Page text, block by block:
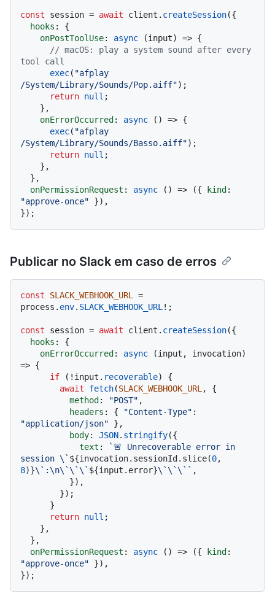
const session = await client. createSession({
hooks : {
onPostToolUse: async (input) => {
// macOS: play a system sound after every
tool call
exec( "afplay
/System/Library/Sounds/Pop.aiff");
return null ;
onErrorOccurred : async () => {
exec( "afplay
/System/Library/Sounds/Basso.aiff");
return null ;
onPermissionRequest : async () => ({ kind
"approve-once" }),
Publicar no Slack em caso de erros
const SLACK_WEBHOOK_URL
=
process. env. SLACK_WEBHOOK_URL !;
const session = await client. createSession({
hooks : {
onErrorOccurred : async (input, invocation)
=> {
if (!input. recoverable) {
await
fetch(SLACK_WEBHOOK_URL , {
method : "POST" ,
headers : { "Content-Type"
"application/json" },
body: JSON. stringify({
text :
`🚨 Unrecoverable error in
session \` ${invocation.sessionId.slice(0
8)}\`:\n\`\`\` ${input.error}\`\`\`` ,
return null ;
onPermissionRequest : async () => ({ kind
"approve-once" }),